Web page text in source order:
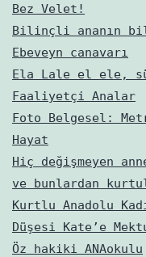
Bez Velet!
Bilinçli ananın
Ebeveyn canavarı
Ela Lale el ele,
Faaliyetçi Analar
Foto Belgesel:
Hayat
Hiç değişmeyen
ve bunlardan
Kurtlu Anadolu
Düşesi Kate’e
Öz hakiki ANAokulu